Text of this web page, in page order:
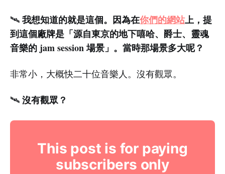
🛰️ 我想知道的就是這個。因為在你們的網站上，提
到這個廠牌是「源自東京的地下嘻哈、爵士、靈魂
音樂的 jam session 場景」。當時那場景多大呢？
非常小，大概快二十位音樂人。沒有觀眾。
🛰️ 沒有觀眾？
This post is for paying
subscribers only